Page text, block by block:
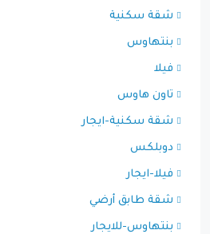
شقة سكنية
بنتهاوس
فيلا
تاون هاوس
شقة سكنية-ايجار
دوبلكس
فيلا-ايجار
شقة طابق أرضي
بنتهاوس-للايجار